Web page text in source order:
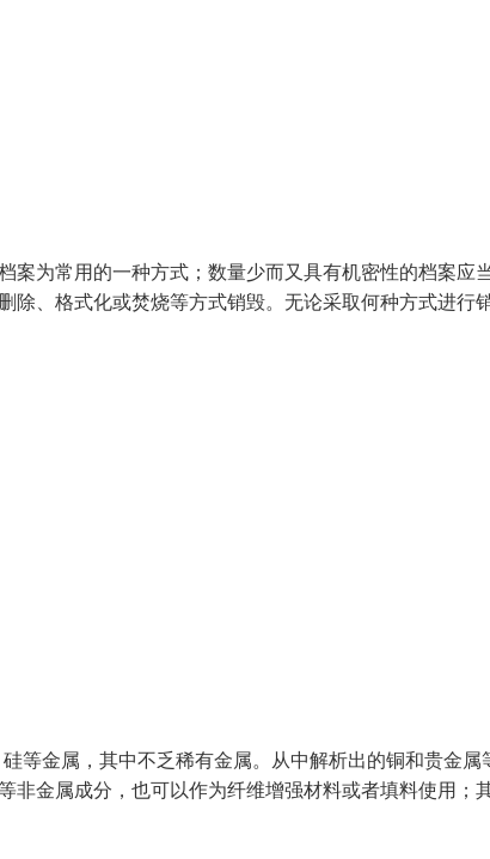
为常用的一种方式；数量少而又具有机密性的档案应
、格式化或焚烧等方式销毁。无论采取何种方式进行
等金属，其中不乏稀有金属。从中解析出的铜和贵金属
非金属成分，也可以作为纤维增强材料或者填料使用；